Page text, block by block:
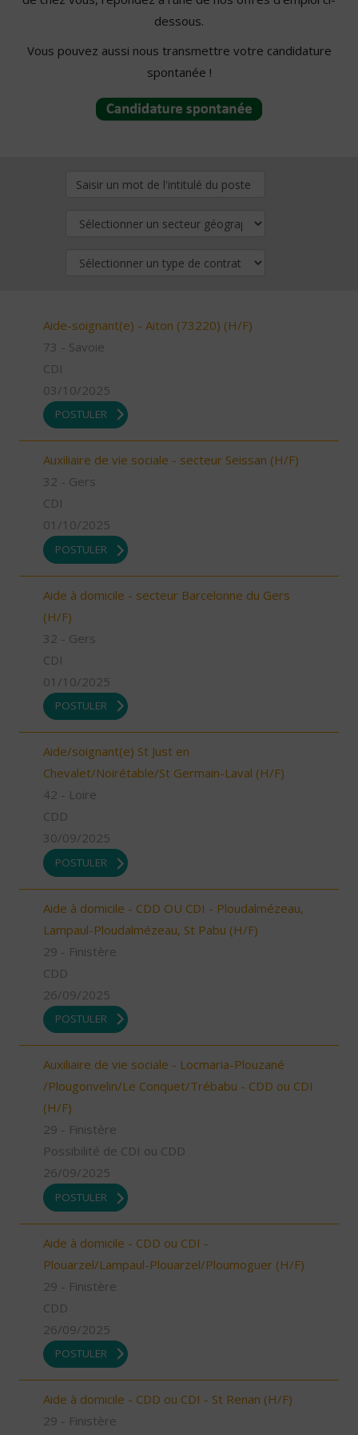
dessous.
Vous pouvez aussi nous transmettre votre candidature
spontanée !
Aide-soignant(e) - Aiton (73220) (H/F)
73 - Savoie
CDI
03/10/2025
POSTULER
Auxiliaire de vie sociale - secteur Seissan (H/F)
32 - Gers
CDI
01/10/2025
POSTULER
Aide à domicile - secteur Barcelonne du Gers
(H/F)
32 - Gers
CDI
01/10/2025
POSTULER
Aide/soignant(e) St Just en
Chevalet/Noirétable/St Germain-Laval (H/F)
42 - Loire
CDD
30/09/2025
POSTULER
Aide à domicile - CDD OU CDI - Ploudalmézeau,
Lampaul-Ploudalmézeau, St Pabu (H/F)
29 - Finistère
CDD
26/09/2025
POSTULER
Auxiliaire de vie sociale - Locmaria-Plouzané
/Plougonvelin/Le Conquet/Trébabu - CDD ou CDI
(H/F)
29 - Finistère
Possibilité de CDI ou CDD
26/09/2025
POSTULER
Aide à domicile - CDD ou CDI -
Plouarzel/Lampaul-Plouarzel/Ploumoguer (H/F)
29 - Finistère
CDD
26/09/2025
POSTULER
Aide à domicile - CDD ou CDI - St Renan (H/F)
29 - Finistère